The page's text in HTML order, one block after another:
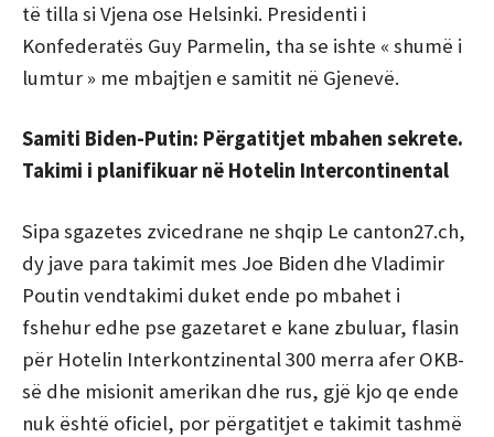
të tilla si Vjena ose Helsinki. Presidenti i
Konfederatës Guy Parmelin, tha se ishte « shumë i
lumtur » me mbajtjen e samitit në Gjenevë.
Samiti Biden-Putin: Përgatitjet mbahen sekrete.
Takimi i planifikuar në Hotelin Intercontinental
Sipa sgazetes zvicedrane ne shqip Le canton27.ch,
dy jave para takimit mes Joe Biden dhe Vladimir
Poutin vendtakimi duket ende po mbahet i
fshehur edhe pse gazetaret e kane zbuluar, flasin
për Hotelin Interkontzinental 300 merra afer OKB-
së dhe misionit amerikan dhe rus, gjë kjo qe ende
nuk është oficiel, por përgatitjet e takimit tashmë